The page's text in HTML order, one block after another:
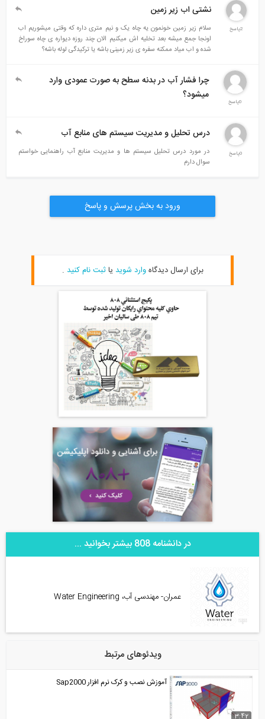
نشتی اب زیر زمین
سلام زیر زمین خونمون یه چاه یک و نیم متری داره که وقتی میشوریم اب
اونجا جمع میشه بعد تخلیه اش میکنیم الان چند روزه دیواره ی چاه سوراخ
شده و اب میاد ممکنه سفره ی زیر زمینی باشه یا ترکیدگی لوله باشه؟
چرا فشار آب در بدنه سطح به صورت عمودی وارد
میشود؟
0پاسخ
درس تحلیل و مدیریت سیستم های منابع آب
در مورد درس تحلیل سیستم ها و مدیریت منابع آب راهنمایی خواستم
سوال دارم
ورود به بخش پرسش و پاسخ
برای ارسال دیدگاهوارد شویدیاثبت نام کنید.
در دانشنامه 808 بیشتر بخوانید ...
عمران- مهندسی آب، Water Engineering
ویدئوهای مرتبط
3:42
آموزش نصب و کرک نرم افزار Sap2000